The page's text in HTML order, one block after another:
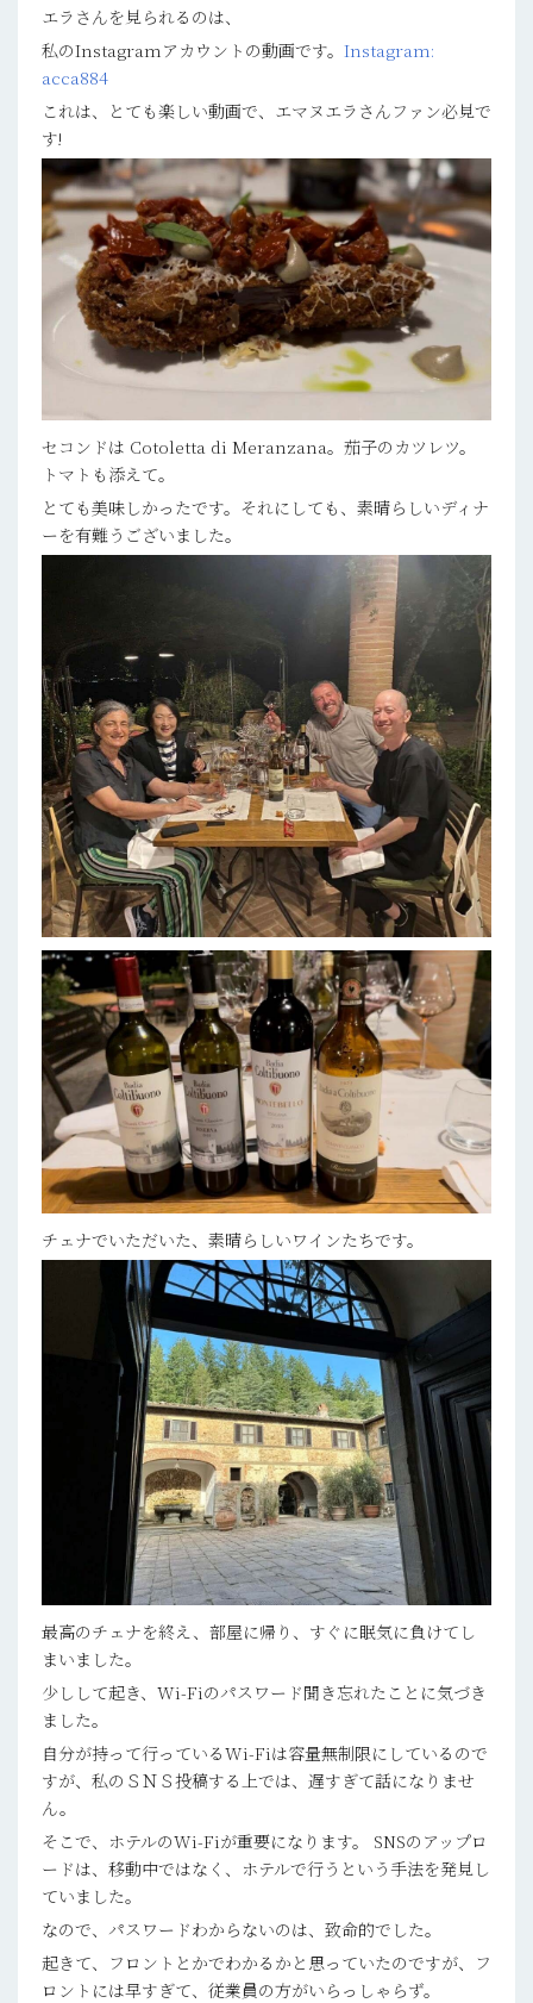
エラさんを見られるのは、
私のInstagramアカウントの動画です。 Instagram:
acca884
これは、とても楽しい動画で、エマヌエラさんファン必見で
す!
セコンドは Cotoletta di Meranzana。茄子のカツレツ。
トマトも添えて。
とても美味しかったです。それにしても、素晴らしいディナ
ーを有難うございました。
チェナでいただいた、素晴らしいワインたちです。
最高のチェナを終え、部屋に帰り、すぐに眠気に負けてし
まいました。
少しして起き、Wi-Fiのパスワード聞き忘れたことに気づき
ました。
自分が持って行っているWi-Fiは容量無制限にしているので
すが、私のＳＮＳ投稿する上では、遅すぎて話になりませ
ん。
そこで、ホテルのWi-Fiが重要になります。 SNSのアップロ
ードは、移動中ではなく、ホテルで行うという手法を発見し
ていました。
なので、パスワードわからないのは、致命的でした。
起きて、フロントとかでわかるかと思っていたのですが、フ
ロントには早すぎて、従業員の方がいらっしゃらず。